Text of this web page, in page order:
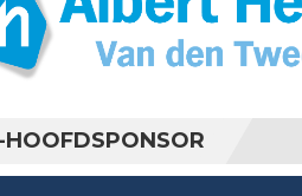
HOOFDSPONSOR